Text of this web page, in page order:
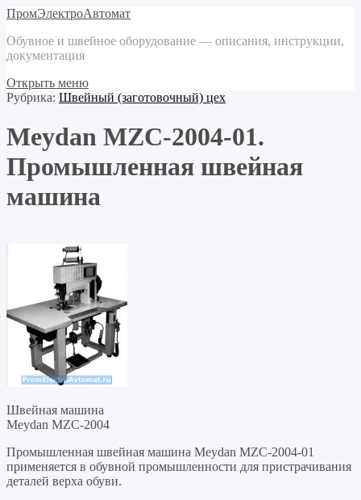
ПромЭлектроАвтомат
Обувное и швейное оборудование — описания, инструкции,
документация
Открыть меню
Рубрика: Швейный (заготовочный) цех
Meydan MZC-2004-01.
Промышленная швейная
машина
Швейная машина
Meydan MZC-2004
Промышленная швейная машина Meydan MZC-2004-01
применяется в обувной промышленности для пристрачивания
деталей верха обуви.